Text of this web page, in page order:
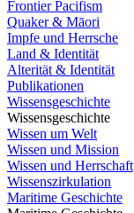
Frontier Pacifism
Quaker & Māori
Impfe und Herrsche
Land & Identität
Alterität & Identität
Publikationen
Wissensgeschichte
Wissensgeschichte
Wissen um Welt
Wissen und Mission
Wissen und Herrschaft
Wissenszirkulation
Maritime Geschichte